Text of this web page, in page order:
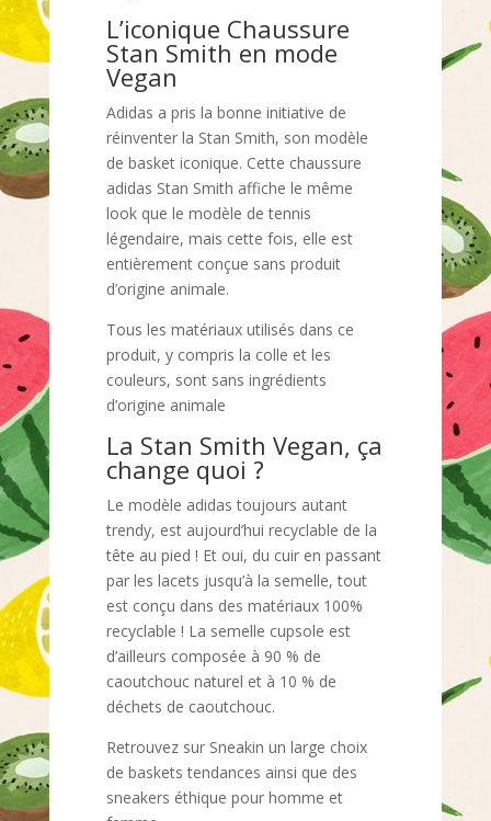
L’iconique Chaussure
Stan Smith en mode
Vegan
Adidas a pris la bonne initiative de
réinventer la Stan Smith, son modèle
de basket iconique. Cette chaussure
adidas Stan Smith affiche le même
look que le modèle de tennis
légendaire, mais cette fois, elle est
entièrement conçue sans produit
d’origine animale.
Tous les matériaux utilisés dans ce
produit, y compris la colle et les
couleurs, sont sans ingrédients
d’origine animale
La Stan Smith Vegan, ça
change quoi ?
Le modèle adidas toujours autant
trendy, est aujourd’hui recyclable de la
tête au pied ! Et oui, du cuir en passant
par les lacets jusqu’à la semelle, tout
est conçu dans des matériaux 100%
recyclable ! La semelle cupsole est
d’ailleurs composée à 90 % de
caoutchouc naturel et à 10 % de
déchets de caoutchouc.
Retrouvez sur Sneakin un large choix
de baskets tendances ainsi que des
sneakers éthique pour homme et